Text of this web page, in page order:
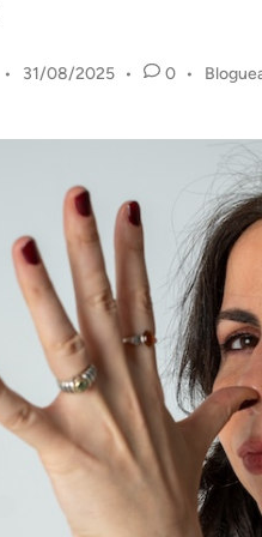
• 31/08/2025 • 0 •